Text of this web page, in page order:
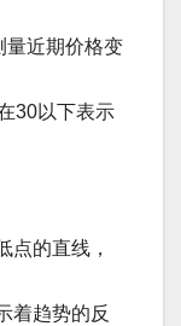
量近期价格变
30以下表示
点的直线，
着趋势的反